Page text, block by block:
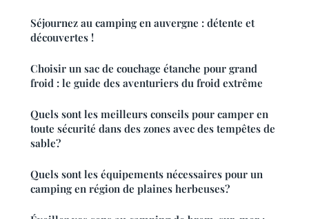
Séjournez au camping en auvergne : détente et
découvertes !
Choisir un sac de couchage étanche pour grand
froid : le guide des aventuriers du froid extrême
Quels sont les meilleurs conseils pour camper en
toute sécurité dans des zones avec des tempêtes de
sable?
Quels sont les équipements nécessaires pour un
camping en région de plaines herbeuses?